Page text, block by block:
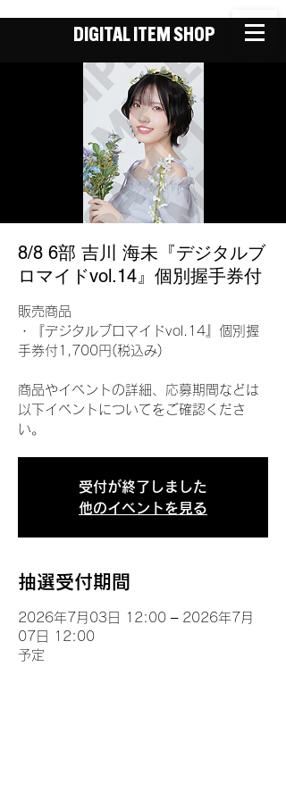
DIGITAL ITEM SHOP
8/8 6部 吉川 海未『デジタルブ
ロマイドvol.14』個別握手券付
販売商品
・『デジタルブロマイドvol.14』個別握
手券付1,700円(税込み)
商品やイベントの詳細、応募期間などは
以下イベントについてをご確認くださ
い。
受付が終了しました
他のイベントを見る
抽選受付期間
2026年7月03日 12:00 – 2026年7月
07日 12:00
予定